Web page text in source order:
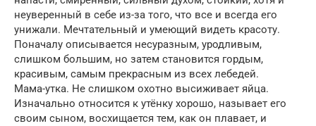
неуверенный в себе из-за того, что все и всегда его
унижали. Мечтательный и умеющий видеть красоту.
Поначалу описывается несуразным, уродливым,
слишком большим, но затем становится гордым,
красивым, самым прекрасным из всех лебедей.
Мама-утка. Не слишком охотно высиживает яйца.
Изначально относится к утёнку хорошо, называет его
своим сыном, восхищается тем, как он плавает, и